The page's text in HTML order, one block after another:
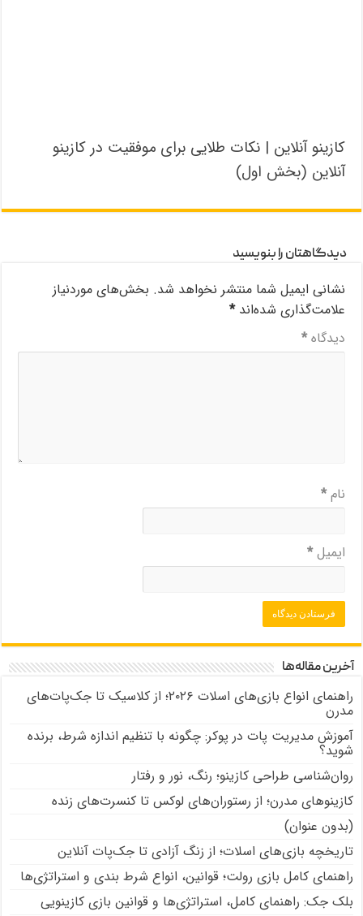
کازینو آنلاین | نکات طلایی برای موفقیت در کازینو
آنلاین (بخش اول)
دیدگاهتان را بنویسید
نشانی ایمیل شما منتشر نخواهد شد. بخش‌های موردنیاز
علامت‌گذاری شده‌اند*
دیدگاه*
نام*
ایمیل*
آخرین مقاله‌ها
راهنمای انواع بازی‌های اسلات ۲۰۲۶؛ از کلاسیک تا جک‌پات‌های
مدرن
آموزش مدیریت پات در پوکر: چگونه با تنظیم اندازه شرط، برنده
شوید؟
روان‌شناسی طراحی کازینو؛ رنگ، نور و رفتار
کازینوهای مدرن؛ از رستوران‌های لوکس تا کنسرت‌های زنده
(بدون عنوان)
تاریخچه بازی‌های اسلات؛ از زنگ آزادی تا جک‌پات‌ آنلاین
راهنمای کامل بازی رولت؛ قوانین، انواع شرط بندی و استراتژی‌ها
بلک جک: راهنمای کامل، استراتژی‌ها و قوانین بازی کازینویی